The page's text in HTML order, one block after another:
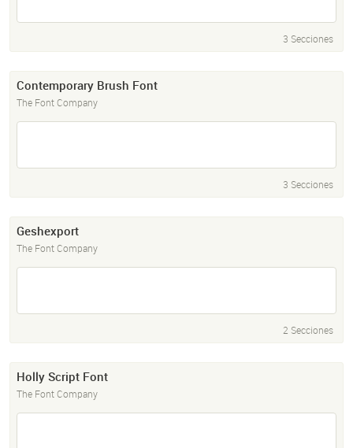
3 Secciones
Contemporary Brush Font
The Font Company
3 Secciones
Geshexport
The Font Company
2 Secciones
Holly Script Font
The Font Company